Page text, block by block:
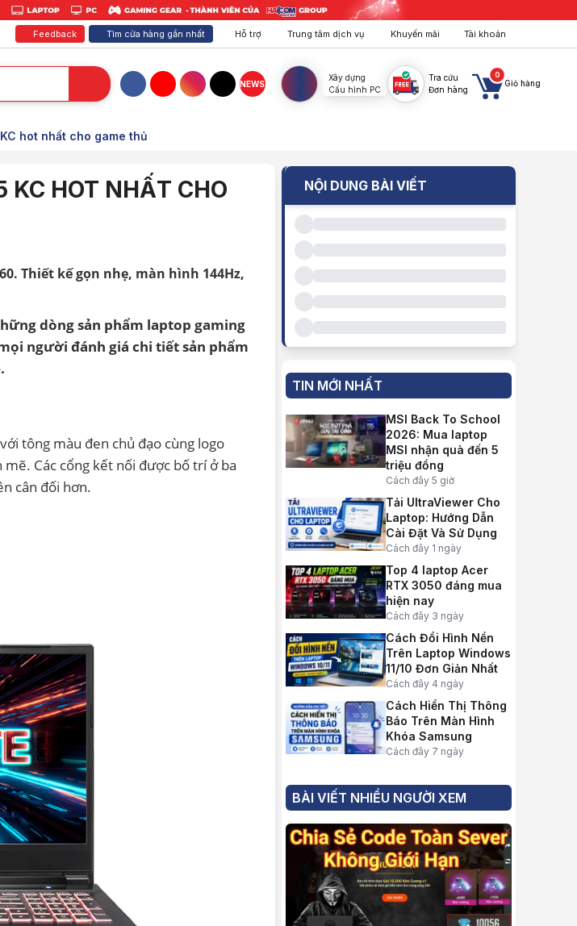
Feedback Tìm cửa hàng gần nhất Hỗ trợ Trung tâm dịch vụ Khuyến mãi Tài khoản
FacebookYouTubeInstagram
TikTok
NEWS
Xây dựng
Cấu hình PC
Tra cứu
Đơn hàng
0
Giỏ hàng
hot nhất cho game thủ
KC HOT NHẤT CHO
Thiết kế gọn nhẹ, màn hình 144Hz,
dòng sản phẩm laptop gaming
người đánh giá chi tiết sản phẩm
tông màu đen chủ đạo cùng logo
Các cổng kết nối được bố trí ở ba
cân đối hơn.
NỘI DUNG BÀI VIẾT
TIN MỚI NHẤT
MSI Back To School
2026: Mua laptop
MSI nhận quà đến 5
triệu đồng
Cách đây 5 giờ
Tải UltraViewer Cho
Laptop: Hướng Dẫn
Cài Đặt Và Sử Dụng
Cách đây 1 ngày
Top 4 laptop Acer
RTX 3050 đáng mua
hiện nay
Cách đây 3 ngày
Cách Đổi Hình Nền
Trên Laptop Windows
11/10 Đơn Giản Nhất
Cách đây 4 ngày
Cách Hiển Thị Thông
Báo Trên Màn Hình
Khóa Samsung
Cách đây 7 ngày
BÀI VIẾT NHIỀU NGƯỜI XEM